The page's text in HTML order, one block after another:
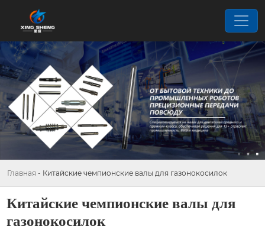
Главная - Китайские чемпионские валы для газонокосилок
Китайские чемпионские валы для
газонокосилок